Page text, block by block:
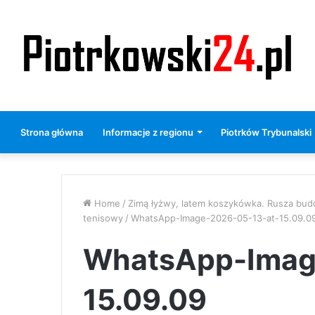
Strona główna Informacje z regionu Piotrków Trybunalski
Home / Zimą łyżwy, latem koszykówka. Rusza
tenisowy / WhatsApp-Image-2026-05-13-at-
WhatsApp-
15.09.09